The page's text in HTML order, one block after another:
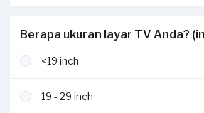
sesuai dengan pengerjaan
Jika tidak sesuai, komplain Anda tidak
diterima.
Berapa ukuran layar TV Anda?
<19 inch
19 - 29 inch